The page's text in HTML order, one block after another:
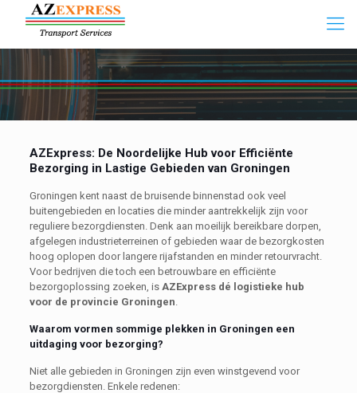
AZExpress: De Noordelijke Hub voor Efficiënte
Bezorging in Lastige Gebieden van Groningen
Groningen kent naast de bruisende binnenstad ook veel
buitengebieden en locaties die minder aantrekkelijk zijn voor
reguliere bezorgdiensten. Denk aan moeilijk bereikbare dorpen,
afgelegen industrieterreinen of gebieden waar de bezorgkosten
hoog oplopen door langere rijafstanden en minder retourvracht.
Voor bedrijven die toch een betrouwbare en efficiënte
bezorgoplossing zoeken, is AZExpress dé logistieke hub
voor de provincie Groningen.
Waarom vormen sommige plekken in Groningen een
uitdaging voor bezorging?
Niet alle gebieden in Groningen zijn even winstgevend voor
bezorgdiensten. Enkele redenen: